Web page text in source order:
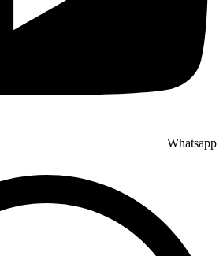
Whatsapp